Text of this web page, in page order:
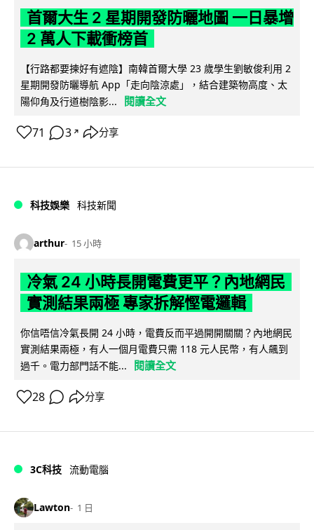
首爾大生 2 星期開發防曬地圖 一日暴增
2 萬人下載衝榜首
【行路都要揀好有遮陰】南韓首爾大學 23 歲學生劉敏俊利用 2
星期開發防曬導航 App「走向陰涼處」，結合建築物高度、太
陽仰角及行道樹陰影...
閱讀全文
71 3 ↗ 分享
科技娛樂 科技新聞
arthur 15 小時
冷氣 24 小時長開電費更平？內地網民
實測結果兩極 專家拆解慳電邏輯
你信唔信冷氣長開 24 小時，電費反而平過開開關關？內地網民
實測結果兩極，有人一個月電費只需 118 元人民幣，有人飆到
過千。電力部門話不能...
閱讀全文
28 分享
3C科技 流動電腦
Lawton 1 日